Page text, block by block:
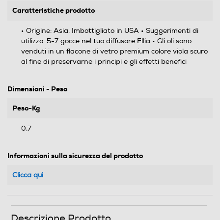
Caratteristiche prodotto
• Origine: Asia. Imbottigliato in USA • Suggerimenti di
utilizzo: 5-7 gocce nel tuo diffusore Ellia • Gli oli sono
venduti in un flacone di vetro premium colore viola scuro
al fine di preservarne i principi e gli effetti benefici
Dimensioni - Peso
Peso-Kg
0,7
Informazioni sulla sicurezza del prodotto
Clicca qui